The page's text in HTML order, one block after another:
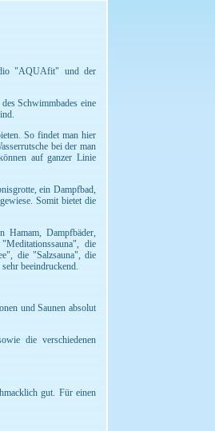
"AQUAfit" und der
Schwimmbades eine
So findet man hier
bei der man
auf ganzer Linie
ein Dampfbad,
Somit bietet die
Hamam, Dampfbäder,
die
die "Salzsauna", die
beeindruckend.
und Saunen absolut
die verschiedenen
gut. Für einen